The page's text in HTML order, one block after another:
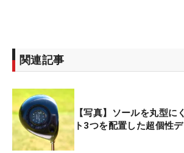
関連記事
【写真】ソールを丸型に
ト3つを配置した超個性